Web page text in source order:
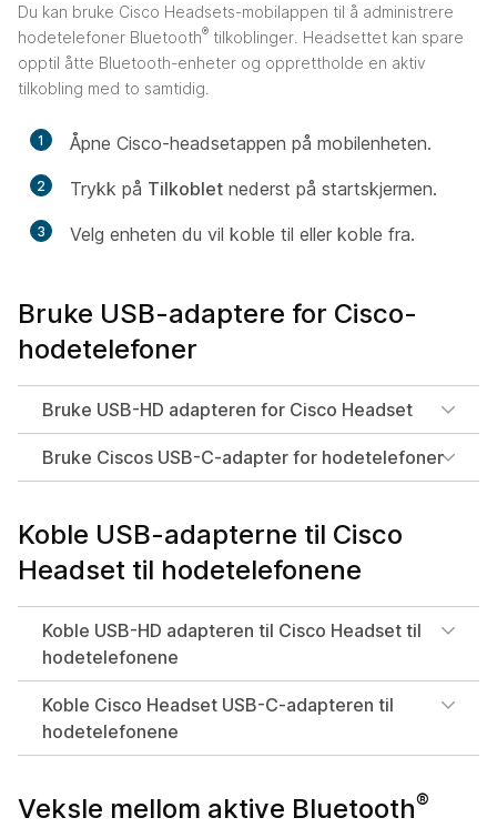
Du kan bruke Cisco Headsets-mobilappen til å administrere
hodetelefoner Bluetooth® tilkoblinger. Headsettet kan spare
opptil åtte Bluetooth-enheter og opprettholde en aktiv
tilkobling med to samtidig.
1 Åpne Cisco-headsetappen på mobilenheten.
2 Trykk på Tilkoblet nederst på startskjermen.
3 Velg enheten du vil koble til eller koble fra.
Bruke USB-adaptere for Cisco-
hodetelefoner
Bruke USB-HD adapteren for Cisco Headset
Bruke Ciscos USB-C-adapter for hodetelefoner
Koble USB-adapterne til Cisco
Headset til hodetelefonene
Koble USB-HD adapteren til Cisco Headset til
hodetelefonene
Koble Cisco Headset USB-C-adapteren til
hodetelefonene
Veksle mellom aktive Bluetooth®